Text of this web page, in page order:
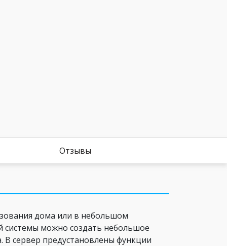
Отзывы
дома или в небольшом
системы можно создать небольшое
В сервер предустановлены функции